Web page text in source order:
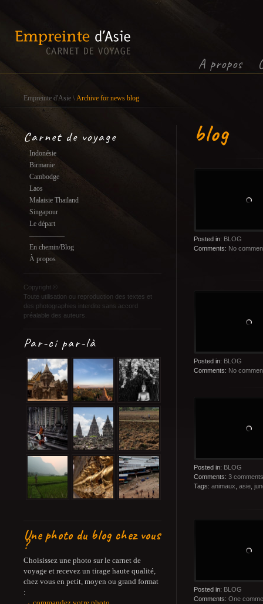
A propos
Empreinte d'Asie \ Archive for news blog
Carnet de voyage
Indonésie
Birmanie
Cambodge
Laos
Malaisie Thailand
Singapour
Le départ
—————
En chemin/Blog
À propos
Copyright ©
Toute utilisation ou reproduction des textes et
des photographies interdite sans accord
préalable des auteurs.
Par-ci par-là
Une photo du blog chez vous
?
Choisissez une photo sur le carnet de
voyage et recevez un tirage haute qualité,
chez vous en petit, moyen ou grand format
:
blog
Posted in: BLOG
Comments: No
Posted in: BLOG
Comments: No
Posted in: BLOG
Comments: 3 comments
Tags: animaux asie
Posted in: BLOG
Comments: One